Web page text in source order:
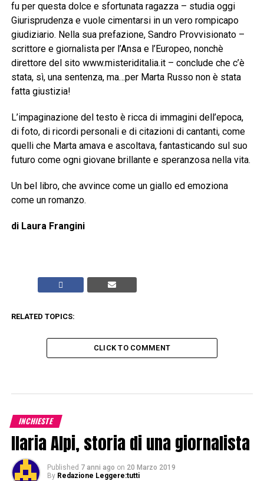
fu per questa dolce e sfortunata ragazza – studia oggi
Giurisprudenza e vuole cimentarsi in un vero rompicapo
giudiziario. Nella sua prefazione, Sandro Provvisionato –
scrittore e giornalista per l’Ansa e l’Europeo, nonchè
direttore del sito www.misteriditalia.it – conclude che c’è
stata, sì, una sentenza, ma…per Marta Russo non è stata
fatta giustizia!
L’impaginazione del testo è ricca di immagini dell’epoca,
di foto, di ricordi personali e di citazioni di cantanti, come
quelli che Marta amava e ascoltava, fantasticando sul suo
futuro come ogni giovane brillante e speranzosa nella vita.
Un bel libro, che avvince come un giallo ed emoziona
come un romanzo.
di Laura Frangini
RELATED TOPICS:
CLICK TO COMMENT
INCHIESTE
Ilaria Alpi, storia di una giornalista
Published 7 anni ago on 20 Marzo 2019
By Redazione Leggere:tutti